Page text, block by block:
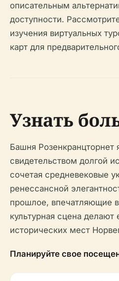
описательным
доступности.
изучения виртуальных
карт для
Узнать
Башня Розенкранцторнет
свидетельством долгой
сочетая средневековые
ренессансной
прошлое, впечатляющие
культурная сцена
исторических мест
Планируйте свое